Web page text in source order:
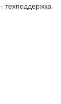
- техподдержка